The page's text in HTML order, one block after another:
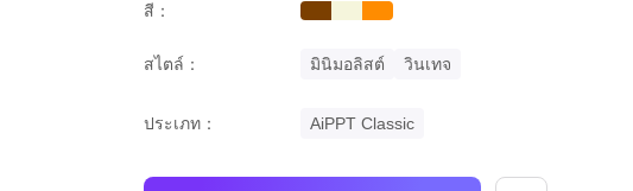
สี： brownbeigeorange
สไตล์： มินิมอลิสต์ วินเทจ
ประเภท： AiPPT Classic